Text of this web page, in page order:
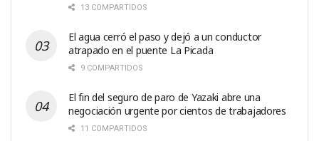
13 COMPARTIDOS
El agua cerró el paso y dejó a un conductor
atrapado en el puente La Picada
9 COMPARTIDOS
El fin del seguro de paro de Yazaki abre una
negociación urgente por cientos de trabajadores
11 COMPARTIDOS